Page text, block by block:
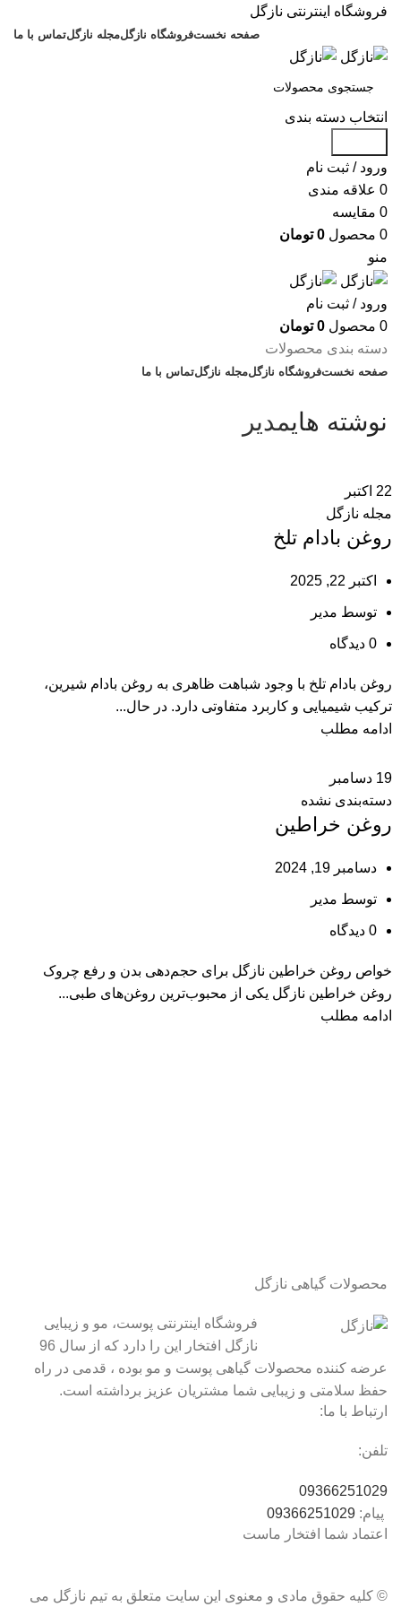
فروشگاه اینترنتی نازگل
صفحه نخستفروشگاه نازگلمجله نازگلتماس با ما
انتخاب دسته بندی
ورود / ثبت نام
0 علاقه مندی
0 مقایسه
0 محصول 0 تومان
منو
ورود / ثبت نام
0 محصول 0 تومان
دسته بندی محصولات
صفحه نخستفروشگاه نازگلمجله نازگلتماس با ما
نوشته هایمدیر
22 اکتبر
مجله نازگل
روغن بادام تلخ
اکتبر 22, 2025
توسط مدیر
0 دیدگاه
روغن بادام تلخ با وجود شباهت ظاهری به روغن بادام شیرین،
ترکیب شیمیایی و کاربرد متفاوتی دارد. در حال...
ادامه مطلب
19 دسامبر
دسته‌بندی نشده
روغن خراطین
دسامبر 19, 2024
توسط مدیر
0 دیدگاه
خواص روغن خراطین نازگل برای حجم‌دهی بدن و رفع چروک
روغن خراطین نازگل یکی از محبوب‌ترین روغن‌های طبی...
ادامه مطلب
محصولات گیاهی نازگل
فروشگاه اینترنتی پوست، مو و زیبایی
نازگل افتخار این را دارد که از سال 96
عرضه کننده محصولات گیاهی پوست و مو بوده ، قدمی در راه
حفظ سلامتی و زیبایی شما مشتریان عزیز برداشته است.
ارتباط با ما:
تلفن:
09366251029
پیام: 09366251029
اعتماد شما افتخار ماست
© کلیه حقوق مادی و معنوی این سایت متعلق به تیم نازگل می